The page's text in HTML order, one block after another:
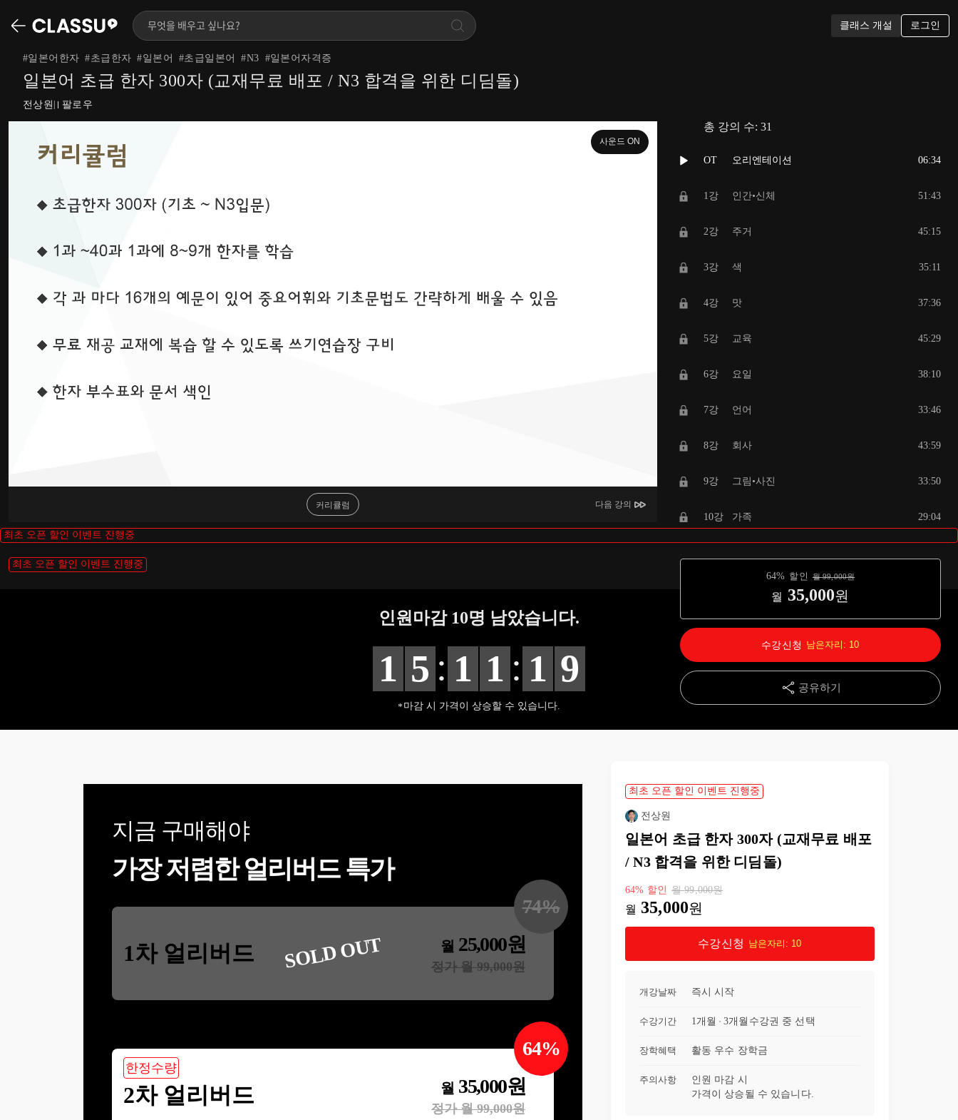
클래스 개설 로그인
#일본어한자 #초급한자 #일본어 #초급일본어 #N3 #일본어자격증
일본어 초급 한자 300자 (교재무료 배포 / N3 합격을 위한 디딤돌)
전상원 팔로우
사운드 ON
커리큘럼 다음 강의
총 강의 수: 31
OT 오리엔테이션 06:34
1강 인간•신체 51:43
2강 주거 45:15
3강 색 35:11
4강 맛 37:36
5강 교육 45:29
6강 요일 38:10
7강 언어 33:46
8강 회사 43:59
9강 그림•사진 33:50
10강 가족 29:04
14강 마음 31:25
31:10
16강 부정 20:35
18강 매매
19강 시작•끝
22강 방향
24강 일
25강 병원
26강 교통
최초 오픈 할인 이벤트 진행중
64% 할인 월99,000원
월 35,000원
공유하기
수강신청 남은자리: 10
최초 오픈 할인 이벤트 진행중
인원마감 10명 남았습니다.
1 5 : 1 1 : 1 8
마감 시 가격이 상승할 수 있습니다.
지금 구매해야
가장 저렴한 얼리버드 특가
1차 얼리버드 월 25,000원
정가 월99,000원
74%
SOLD OUT
한정수량
2차 얼리버드 월 35,000원
정가 월99,000원
64%
최초 오픈 할인 이벤트 진행중
전상원
일본어 초급 한자 300자 (교재무료 배포
/ N3 합격을 위한 디딤돌)
64% 할인 월99,000원
월 35,000원
수강신청 남은자리: 10
개강날짜 즉시 시작
수강기간 1개월 3개월 수강권 중 선택
장학혜택 활동 우수 장학금
주의사항
인원 마감 시
가격이 상승될 수 있습니다.